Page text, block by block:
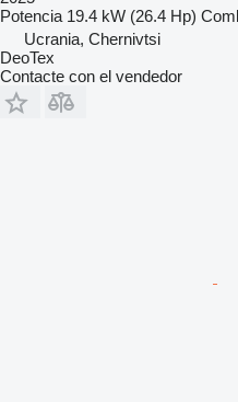
Potencia 19.4 kW (26.4 Hp)
Ucrania, Chernivtsi
DeoTex
Contacte con el vendedor